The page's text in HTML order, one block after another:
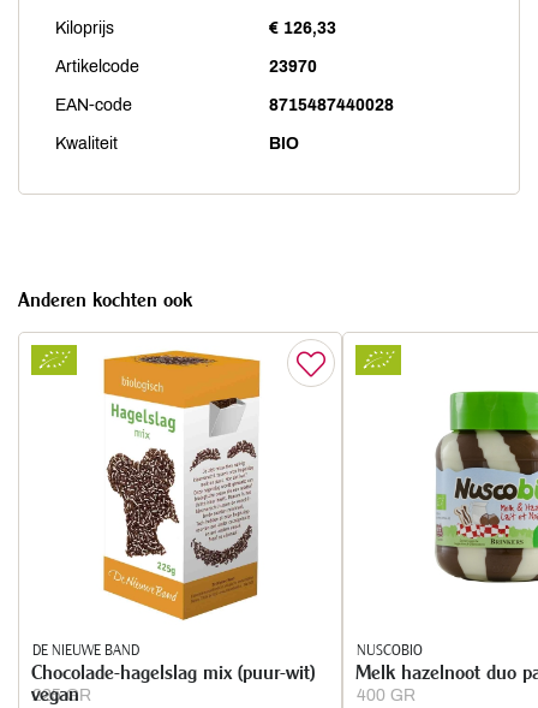
Kiloprijs € 126,33
Artikelcode 23970
EAN-code 8715487440028
Kwaliteit BIO
Anderen kochten ook
DE NIEUWE BAND
225 GR
Chocolade-hagelslag mix (puur-wit)
vegan
NUSCOBIO
400 GR
Melk hazelnoot duo